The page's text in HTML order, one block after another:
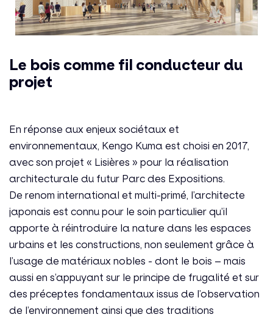
Le bois comme fil conducteur du
projet
En réponse aux enjeux sociétaux et
environnementaux, Kengo Kuma est choisi en 2017,
avec son projet « Lisières » pour la réalisation
architecturale du futur Parc des Expositions.
De renom international et multi-primé, l’architecte
japonais est connu pour le soin particulier qu’il
apporte à réintroduire la nature dans les espaces
urbains et les constructions, non seulement grâce à
l’usage de matériaux nobles - dont le bois – mais
aussi en s’appuyant sur le principe de frugalité et sur
des préceptes fondamentaux issus de l’observation
de l’environnement ainsi que des traditions